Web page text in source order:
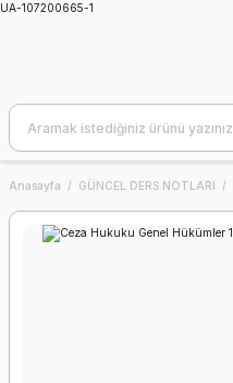
UA-107200665-1
Anasayfa GÜNCEL DERS NOTLARI